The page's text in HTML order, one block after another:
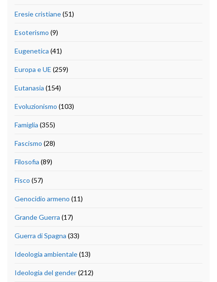
Eresie cristiane(51)
Esoterismo (9)
Eugenetica (41)
Europa e UE (259)
Eutanasia (154)
Evoluzionismo (103)
Famiglia (355)
Fascismo (28)
Filosofia (89)
Fisco (57)
Genocidio armeno (11)
Grande Guerra (17)
Guerra di Spagna (33)
Ideologia ambientale(13)
Ideologia del gender(212)